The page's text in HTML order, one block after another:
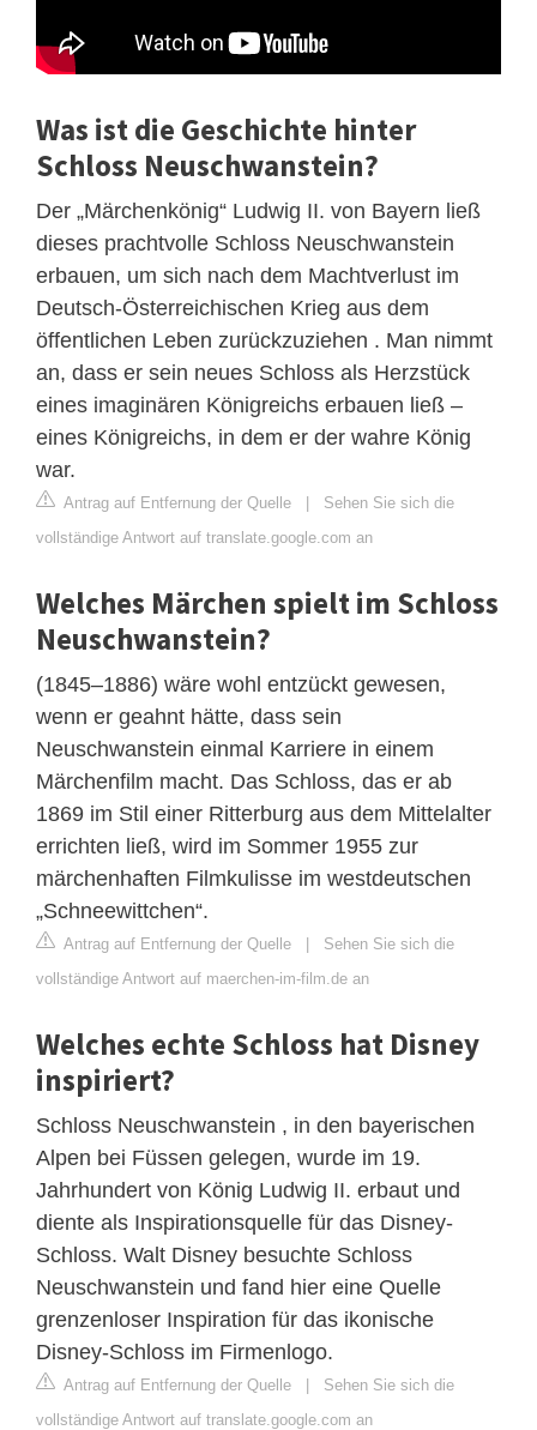
Was ist die Geschichte hinter
Schloss Neuschwanstein?
Der „Märchenkönig“ Ludwig II. von Bayern ließ
dieses prachtvolle Schloss Neuschwanstein
erbauen, um sich nach dem Machtverlust im
Deutsch-Österreichischen Krieg aus dem
öffentlichen Leben zurückzuziehen . Man nimmt
an, dass er sein neues Schloss als Herzstück
eines imaginären Königreichs erbauen ließ –
eines Königreichs, in dem er der wahre König
war.
Antrag auf Entfernung der Quelle | Sehen Sie sich die
vollständige Antwort auf translate.google.com an
Welches Märchen spielt im Schloss
Neuschwanstein?
(1845–1886) wäre wohl entzückt gewesen,
wenn er geahnt hätte, dass sein
Neuschwanstein einmal Karriere in einem
Märchenfilm macht. Das Schloss, das er ab
1869 im Stil einer Ritterburg aus dem Mittelalter
errichten ließ, wird im Sommer 1955 zur
märchenhaften Filmkulisse im westdeutschen
„Schneewittchen“.
Antrag auf Entfernung der Quelle | Sehen Sie sich die
vollständige Antwort auf maerchen-im-film.de an
Welches echte Schloss hat Disney
inspiriert?
Schloss Neuschwanstein , in den bayerischen
Alpen bei Füssen gelegen, wurde im 19.
Jahrhundert von König Ludwig II. erbaut und
diente als Inspirationsquelle für das Disney-
Schloss. Walt Disney besuchte Schloss
Neuschwanstein und fand hier eine Quelle
grenzenloser Inspiration für das ikonische
Disney-Schloss im Firmenlogo.
Antrag auf Entfernung der Quelle | Sehen Sie sich die
vollständige Antwort auf translate.google.com an